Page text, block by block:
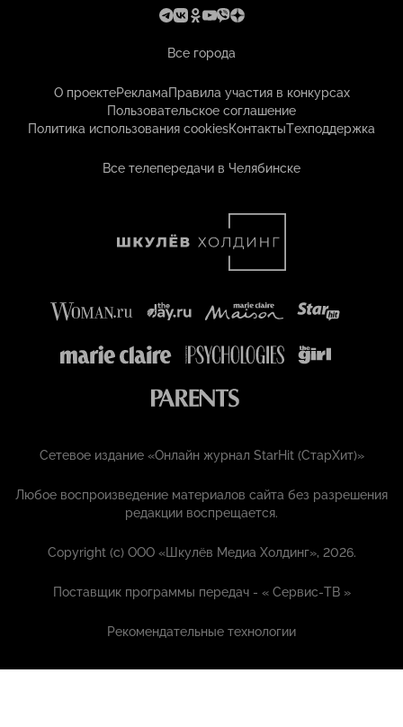
Все города
О проектеРекламаПравила участия в конкурсах
Пользовательское соглашение
Политика использования cookiesКонтактыТехподдержка
Все телепередачи в Челябинске
Сетевое издание «Онлайн журнал StarHit (СтарХит)»
Любое воспроизведение материалов сайта без разрешения
редакции воспрещается.
Copyright (с) ООО «Шкулёв Медиа Холдинг», 2026.
Поставщик программы передач - «Сервис-ТВ »
Рекомендательные технологии